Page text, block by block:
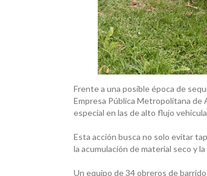
Frente a una posible época de
Empresa Pública Metropolitana de
especial en las de alto flujo
Esta acción busca no solo evitar
la acumulación de material seco y
Un equipo de 34 obreros de